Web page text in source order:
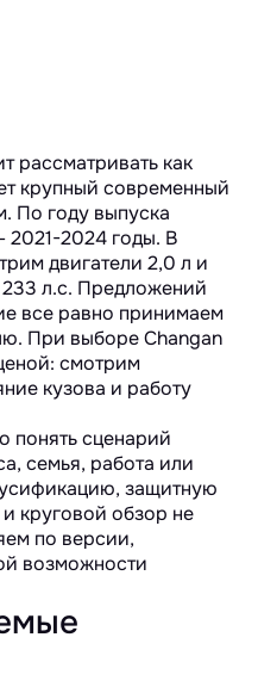
рассматривать как
крупный современный
По году выпуска
2021-2024 годы. В
двигатели 2,0 л и
л.с. Предложений
все равно принимаем
При выборе Changan
смотрим
кузова и работу
понять сценарий
семья, работа или
защитную
круговой обзор не
по версии,
возможности